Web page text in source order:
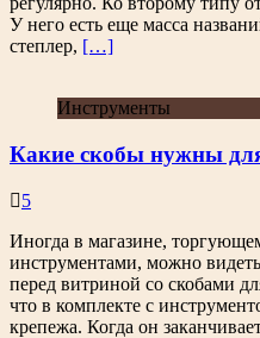
У него есть еще масса
степлер, […]
Инструменты
Какие скобы нужны
5
Иногда в магазине,
инструментами, можно
перед витриной со скобами
что в комплекте с
крепежа. Когда он